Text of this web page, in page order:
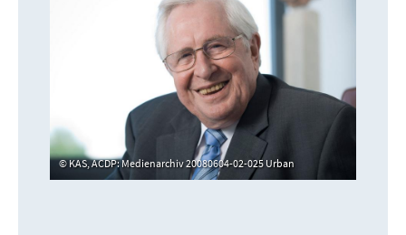
KAS, ACDP: Medienarchiv 20080604-02-025 Urban